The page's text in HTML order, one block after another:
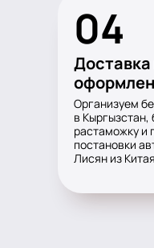
04
Организуем
в Кыргызстан,
растаможку и
постановки
Лисян из